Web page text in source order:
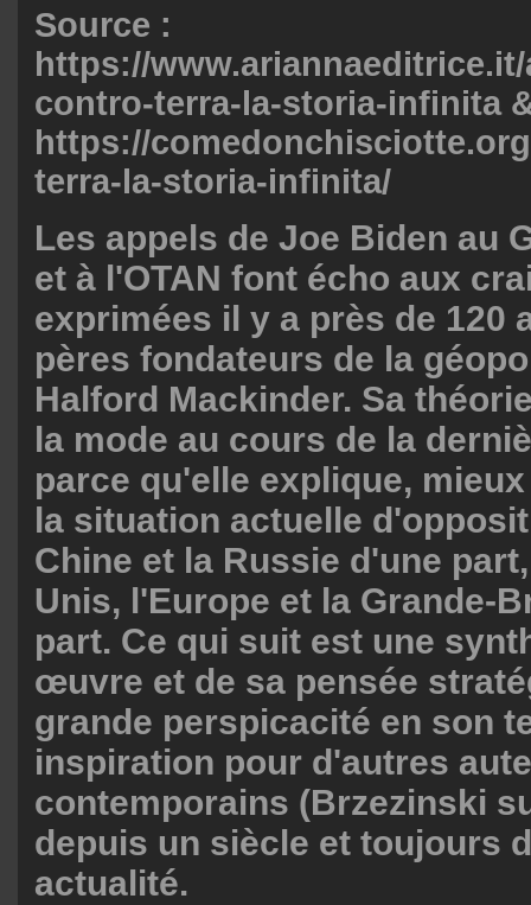
Source :
https://
contro-terra-la-storia-infinita
https://
terra-la-storia-infinita/
Les appels de Joe Biden au
et à l'OTAN font écho aux
exprimées il y a près de 120
pères fondateurs de la
Halford Mackinder. Sa
la mode au cours de la
parce qu'elle explique,
la situation actuelle
Chine et la Russie d'une
Unis, l'Europe et la Grande-
part. Ce qui suit est une
œuvre et de sa pensée
grande perspicacité en son
inspiration pour d'autres
contemporains (Brzezinski
depuis un siècle et toujours
actualité.